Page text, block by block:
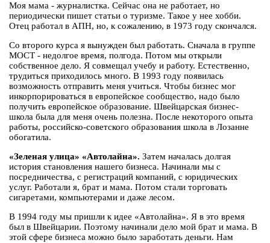
Моя мама - журналистка. Сейчас она не работает, но
периодически пишет статьи о туризме. Такое у нее хобби.
Отец работал в АПН, но, к сожалению, в 1973 году скончался.
Со второго курса я вынужден был работать. Сначала в группе
МОСТ - недолгое время, полгода. Потом мы открыли
собственное дело. Я совмещал учебу и работу. Естественно,
трудиться приходилось много. В 1993 году появилась
возможность отправить меня учиться. Чтобы бизнес мог
инкорпорироваться в европейское сообщество, надо было
получить европейское образование. Швейцарская бизнес-
школа была для меня очень полезна. После некоторого опыта
работы, российско-советского образования школа в Лозанне
обогатила.
«Зеленая улица» «Автолайна». Затем началась долгая
история становления нашего бизнеса. Начинали мы с
посредничества, с регистраций компаний, с юридических
услуг. Работали я, брат и мама. Потом стали торговать
сигаретами, компьютерами и даже лесом.
В 1994 году мы пришли к идее «Автолайна». Я в это время
был в Швейцарии. Поэтому начинали дело мой брат и мама. В
этой сфере бизнеса можно было заработать деньги. Нам